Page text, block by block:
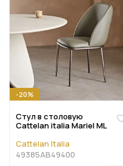
-20%
Стул в столовую
Cattelan italia Mariel ML
Cattelan Italia
49385AB49400